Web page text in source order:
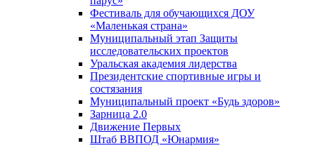
Фестиваль для обучающихся ДОУ
«Маленькая страна»
Муниципальный этап Защиты
исследовательских проектов
Уральская академия лидерства
Президентские спортивные игры и
состязания
Муниципальный проект «Будь здоров»
Зарница 2.0
Движение Первых
Штаб ВВПОД «Юнармия»